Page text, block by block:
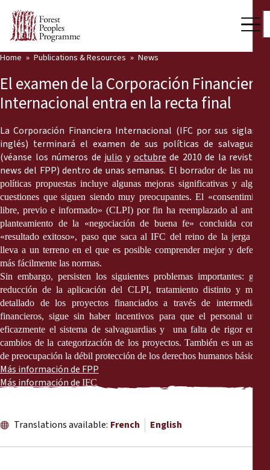
Who we are
Press Room
Support Us
Our Work
Community Voices
Latest News
Publications & Resources
Back
Publications & Resources
News
Reports
Press Releases
Training Materials
Briefing Papers
Declarations
Home Publications & Resources News
El examen de la Corporación Financiera
Internacional entra en la recta final
La Corporación Financiera Internacional (IFC por sus siglas en
inglés) terminará el examen de sus políticas de salvaguardia
(véanse los números de julio y octubre de 2010 de la revista E-
news del FPP) dentro de unas semanas. El borrador de las nuevas
políticas propuestas incluye algunas mejoras significativas y algunas
cuestiones que siguen siendo muy preocupantes. El «consentimiento
libre, previo e informado» (CLPI) por fin ha reemplazado al anterior
planteamiento de la «negociación de buena fe» concluida con un
«resultado exitoso», paso que saca al IFC del reino de la jerga y lo
lleva a un terreno en el que es posible comprender mejor y defender
más fácilmente las normas.
Sin embargo, persisten los siguientes problemas importantes: grave
reducción de la aplicación del CLPI, tratamiento distinto y menos
detallado de los proyectos financiados a través de intermediarios
financieros, sigue sin haber incentivos para que el personal utilice
eficazmente el sistema de salvaguardias y
una falta de rigor en los
cambios de la categorización de los proyectos. También es un asunto
de preocupación la débil protección de los derechos humanos básicos.
Más información de FPP
Más información de IFC
Translations available: French English